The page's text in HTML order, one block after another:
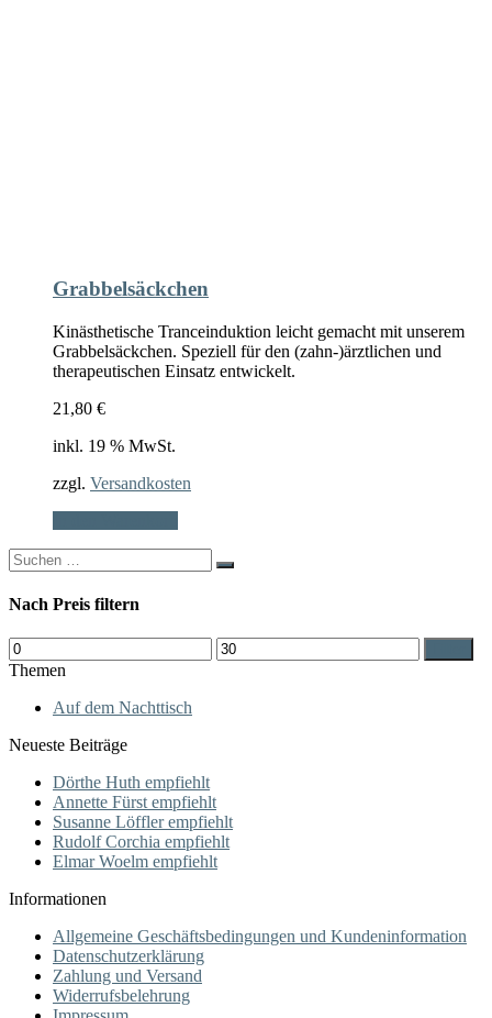
Grabbelsäckchen
Kinästhetische Tranceinduktion leicht gemacht mit unserem
Grabbelsäckchen. Speziell für den (zahn-)ärztlichen und
therapeutischen Einsatz entwickelt.
21,80 €
inkl. 19 % MwSt.
zzgl. Versandkosten
Search
for:
Nach Preis filtern
Min.
Preis
Max.
Preis
Themen
Auf dem Nachttisch
Neueste Beiträge
Dörthe Huth empfiehlt
Annette Fürst empfiehlt
Susanne Löffler empfiehlt
Rudolf Corchia empfiehlt
Elmar Woelm empfiehlt
Informationen
Allgemeine Geschäftsbedingungen und Kundeninformation
Datenschutzerklärung
Zahlung und Versand
Widerrufsbelehrung